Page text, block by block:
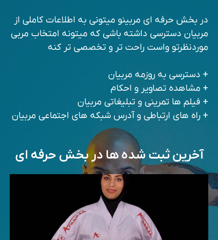
در بخش حرفه ای مربینو میتونی به اطلاعات کاملی از
مربیان دسترسی داشته باشی که میتونه امتخاب مربی
موردنظرتو واست راحت تر و تخصصی تر کنه
+ دسترسی به روزمه مربیان
+ مشاهده تصاویر و احکام
+ فیلم ها تمرینی و تبلیغاتی مربیان
+ راه های ارتباطی و آدرس شبکه های اجتماعی مربیان
آخرین ثبت شده ها در بخش حرفه ای